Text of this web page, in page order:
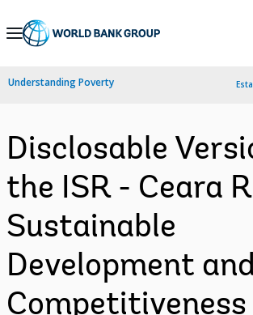
Skip
Navigation
Understanding Poverty
Disclosable
the ISR - Ceara
Sustainable
Development
Competitiveness